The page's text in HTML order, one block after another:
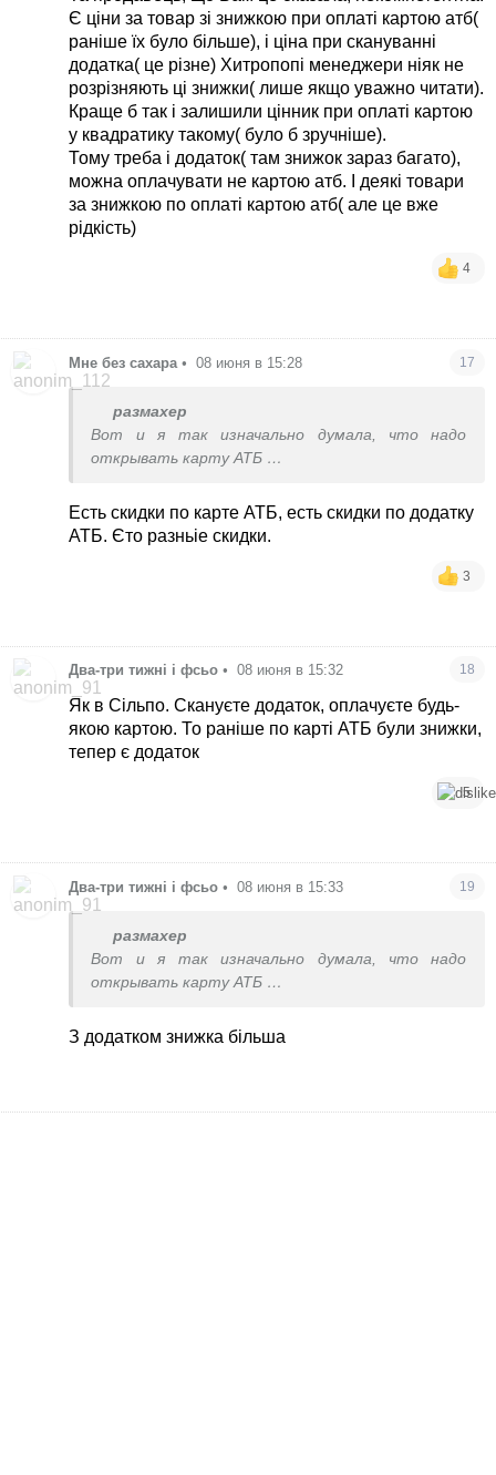
Є ціни за товар зі знижкою при оплаті картою атб(
раніше їх було більше), і ціна при скануванні
додатка( це різне) Хитропопі менеджери ніяк не
розрізняють ці знижки( лише якщо уважно читати).
Краще б так і залишили цінник при оплаті картою
у квадратику такому( було б зручніше).
Тому треба і додаток( там знижок зараз багато),
можна оплачувати не картою атб. І деякі товари
за знижкою по оплаті картою атб( але це вже
рідкість)
4
Мне без сахара • 08 июня в 15:28 17
размахер
Вот и я так изначально думала, что надо
открывать карту АТБ
В таком случае я не стала бы вообще
заморачиваться , снесу додаток
Есть скидки по карте АТБ, есть скидки по додатку
АТБ. Єто разньіе скидки.
3
Два-три тижні і фсьо • 08 июня в 15:32 18
Як в Сільпо. Скануєте додаток, оплачуєте будь-
якою картою. То раніше по карті АТБ були знижки,
тепер є додаток
5
Два-три тижні і фсьо • 08 июня в 15:33 19
размахер
Вот и я так изначально думала, что надо
открывать карту АТБ
З додатком знижка більша